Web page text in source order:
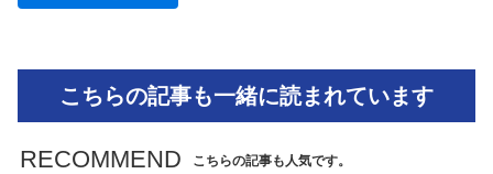
こちらの記事も一緒に読まれています
RECOMMEND こちらの記事も人気です。